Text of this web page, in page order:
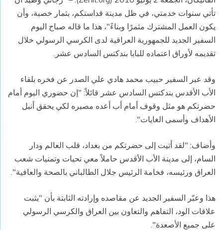
تأتي سنوات خدمتي، في ظل مدينة قداستكم، بثمار خصبة، وأن
يكون العمل المشترك مثمرًا وبناءً"، هذا ما قاله صباح اليوم
السفير الجديد للجمهورية العراقية لدى الكرسي الرسولي خلال
تقديمه لأوراق اعتماده للبابا بندكتس السادس عشر.
وقد عبر السفير حبيب محمد هادي علي الصدر عن فخره بلقاء
الأب الأقدس بندكتس السادس عشر قائلاً: "إن حضوري اليوم أمام
حضرتكم هو مثل وقوف أمام أب أعده مصيره لكي يحقق أنبل
الأهداف وأسمى الغايات".
وأضاف: "لقد أتيت إلى حضرتكم من بغداد، قلب العالم ودار
السام، إلى مدينة الأب الأقدس حاملاً معي تحيات وتمنيات شعب
العراق ورئيسه، فخامة الرئيس جلال الطالباني بالصحة والعافية".
هذا وعبّر السفير الجديد عن مقاصده وإرادته الثابتة بأن "يثبت
علاقات الود، التفاهم والتعاون بين العراق والكرسي الرسولي
على جميع الأصعدة".